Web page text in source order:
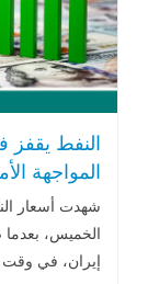
المواجهة
هرمز
شهدت أسعار
الخميس، بعدما
إيران، في